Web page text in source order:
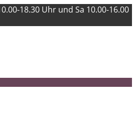
18.30 Uhr und Sa 10.00-16.00